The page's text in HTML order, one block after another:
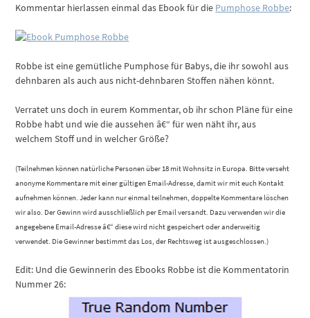
Kommentar hierlassen einmal das Ebook für die Pumphose Robbe:
Robbe ist eine gemütliche Pumphose für Babys, die ihr sowohl aus
dehnbaren als auch aus nicht-dehnbaren Stoffen nähen könnt.
Verratet uns doch in eurem Kommentar, ob ihr schon Pläne für eine
Robbe habt und wie die aussehen â€“ für wen näht ihr, aus
welchem Stoff und in welcher Größe?
(Teilnehmen können natürliche Personen über 18 mit Wohnsitz in Europa. Bitte verseht
anonyme Kommentare mit einer gültigen Email-Adresse, damit wir mit euch Kontakt
aufnehmen können. Jeder kann nur einmal teilnehmen, doppelte Kommentare löschen
wir also. Der Gewinn wird ausschließlich per Email versandt. Dazu verwenden wir die
angegebene Email-Adresse â€“ diese wird nicht gespeichert oder anderweitig
verwendet. Die Gewinner bestimmt das Los, der Rechtsweg ist ausgeschlossen.)
Edit: Und die Gewinnerin des Ebooks Robbe ist die Kommentatorin
Nummer 26: